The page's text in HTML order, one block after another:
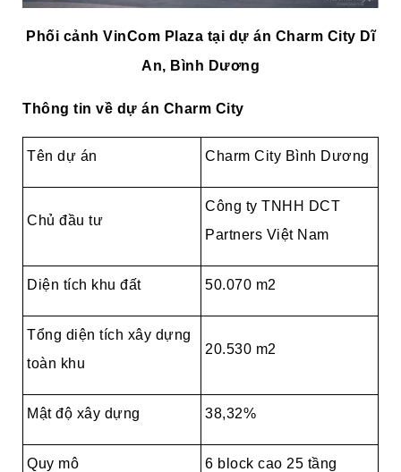
Phối cảnh VinCom Plaza tại dự án Charm City Dĩ
An, Bình Dương
Thông tin về dự án Charm City
Tên dự án Charm City Bình Dương
Chủ đầu tư
Công ty TNHH DCT
Partners Việt Nam
Diện tích khu đất 50.070 m2
Tổng diện tích xây dựng
toàn khu
20.530 m2
Mật độ xây dựng 38,32%
Quy mô 6 block cao 25 tầng